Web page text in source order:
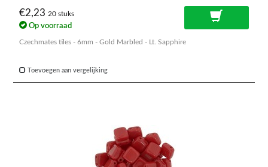
€2,23 20 stuks
Op voorraad
Czechmates tiles - 6mm - Gold Marbled - Lt. Sapphire
Toevoegen aan vergelijking